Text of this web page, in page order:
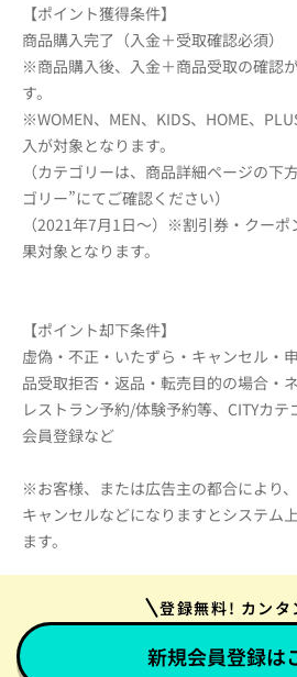
【ポイント獲得条件】
商品購入完了（入金＋受取確認必須）
※商品購入後、入金＋商品受取の確認
す。
※WOMEN、MEN、KIDS、HOME、
入が対象となります。
（カテゴリーは、商品詳細ページの下
ゴリー”にてご確認ください）
（2021年7月1日～）※割引券・ クーポ
果対象となります。
【ポイント却下条件】
虚偽・不正・いたずら・キャンセル・
品受取拒否・返品・転売目的の場合・
レストラン予約/体験予約等、CITYカテ
会員登録など
※お客様、または広告主の都合により
キャンセルなどになりますとシステム
ます。
登録無料! カンタ
新規会員登録は